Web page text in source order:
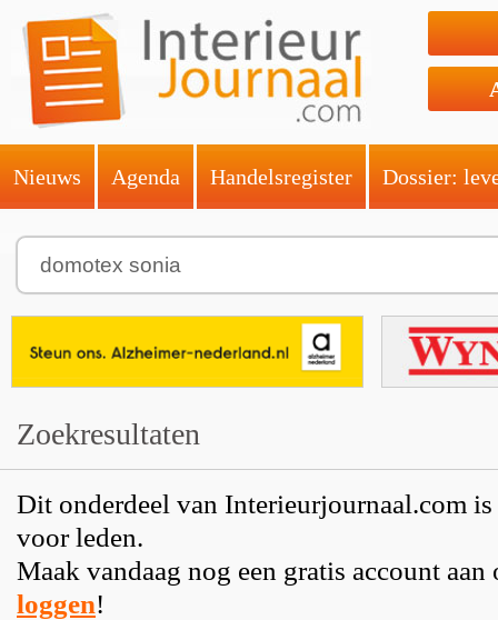
Nieuws Agenda Handelsregister Dossier:
Zoekresultaten
Dit onderdeel van Interieurjournaal.com
voor leden.
Maak vandaag nog een gratis account
loggen!